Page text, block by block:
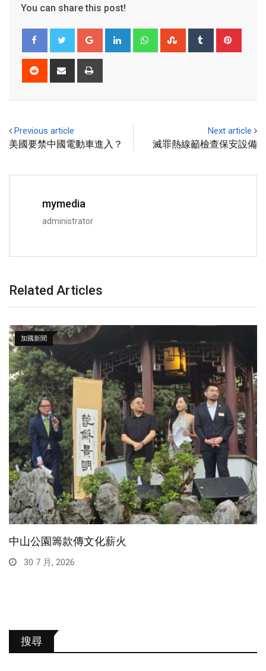
You can share this post!
Previous article
美國要禁中國電動車進入？
Next article
滅罪熱線籲檢查保安設備
mymedia
administrator
Related Articles
加國新聞
中山公園籌款傳文化薪火
30 7 月, 2026
搜尋